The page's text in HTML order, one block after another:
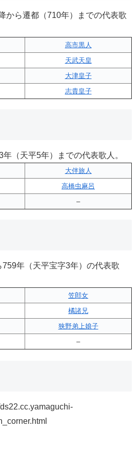
から遷都（710年）までの代表歌
高市黒人
天武天皇
大津皇子
志貴皇子
（天平5年）までの代表歌人。
大伴旅人
高橋虫麻呂
–
年（天平宝字3年）の代表歌
笠郎女
橘諸兄
狭野弟上娘子
–